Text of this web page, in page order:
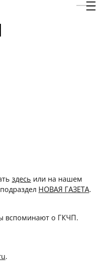
здесь или на нашем
НОВАЯ ГАЗЕТА.
вспоминают о ГКЧП.
.